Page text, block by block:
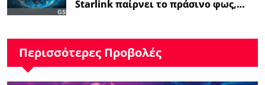
Starlink παίρνει το πράσινο φως,…
Περισσότερες Προβολές